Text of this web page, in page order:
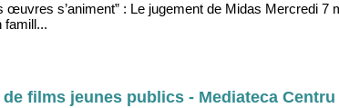
œuvres s’animent” : Le jugement de Midas Mercredi
famill...
films jeunes publics - Mediateca